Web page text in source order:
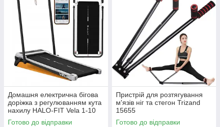
Домашня електрична бігова
доріжка з регулюванням кута
нахилу HALO-FIT Vela 1-10
км/ч 100кг 7%
Готово до відправки
Пристрій для розтягування
м'язів ніг та стегон Trizand
15655
Готово до відправки